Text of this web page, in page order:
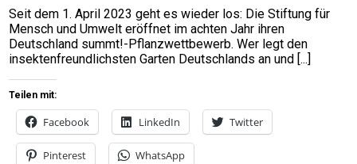
Seit dem 1. April 2023 geht es wieder los: Die Stiftung für
Mensch und Umwelt eröffnet im achten Jahr ihren
Deutschland summt!-Pflanzwettbewerb. Wer legt den
insektenfreundlichsten Garten Deutschlands an und
Teilen mit:
Facebook LinkedIn Twitter
Pinterest WhatsApp